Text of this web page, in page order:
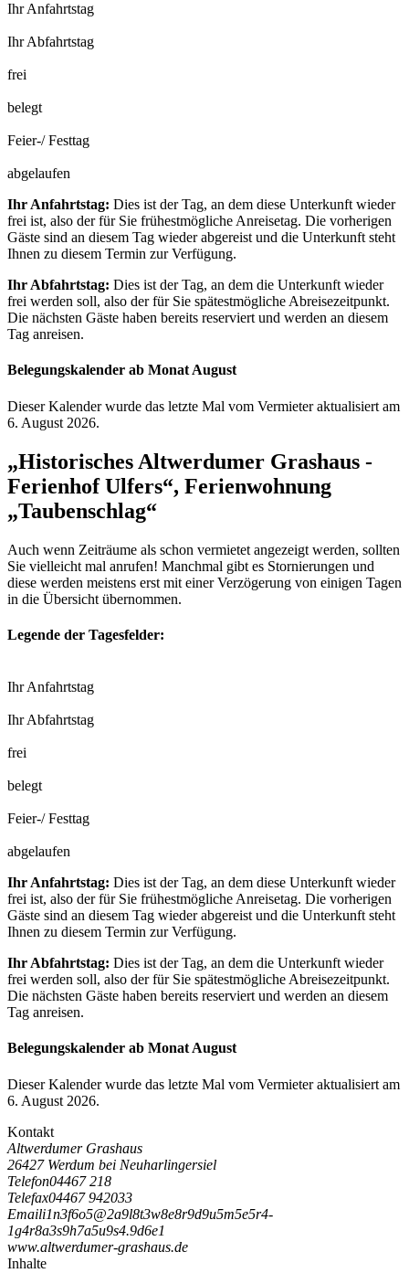
Ihr Anfahrtstag
Ihr Abfahrtstag
frei
belegt
Feier-/ Festtag
abgelaufen
Ihr Anfahrtstag: Dies ist der Tag, an dem diese Unterkunft wieder
frei ist, also der für Sie frühestmögliche Anreisetag. Die vorherigen
Gäste sind an diesem Tag wieder abgereist und die Unterkunft steht
Ihnen zu diesem Termin zur Verfügung.
Ihr Abfahrtstag: Dies ist der Tag, an dem die Unterkunft wieder
frei werden soll, also der für Sie spätestmögliche Abreisezeitpunkt.
Die nächsten Gäste haben bereits reserviert und werden an diesem
Tag anreisen.
Belegungskalender ab Monat August
Dieser Kalender wurde das letzte Mal vom Vermieter aktualisiert am
6. August 2026.
„Historisches Altwerdumer Grashaus -
Ferienhof Ulfers“, Ferienwohnung
„Taubenschlag“
Auch wenn Zeiträume als schon vermietet angezeigt werden, sollten
Sie vielleicht mal anrufen! Manchmal gibt es Stornierungen und
diese werden meistens erst mit einer Verzögerung von einigen Tagen
in die Übersicht übernommen.
Legende der Tagesfelder:
Ihr Anfahrtstag
Ihr Abfahrtstag
frei
belegt
Feier-/ Festtag
abgelaufen
Ihr Anfahrtstag: Dies ist der Tag, an dem diese Unterkunft wieder
frei ist, also der für Sie frühestmögliche Anreisetag. Die vorherigen
Gäste sind an diesem Tag wieder abgereist und die Unterkunft steht
Ihnen zu diesem Termin zur Verfügung.
Ihr Abfahrtstag: Dies ist der Tag, an dem die Unterkunft wieder
frei werden soll, also der für Sie spätestmögliche Abreisezeitpunkt.
Die nächsten Gäste haben bereits reserviert und werden an diesem
Tag anreisen.
Belegungskalender ab Monat August
Dieser Kalender wurde das letzte Mal vom Vermieter aktualisiert am
6. August 2026.
Kontakt
Altwerdumer Grashaus
26427 Werdum bei Neuharlingersiel
Telefon04467 218
Telefax04467 942033
Emaili1n3f6o5@2a9l8t3w8e8r9d9u5m5e5r4-
1g4r8a3s9h7a5u9s4.9d6e1
www.altwerdumer-grashaus.de
Inhalte